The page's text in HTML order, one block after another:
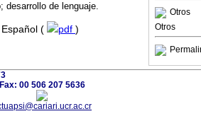
Otros
Otros
desarrollo de lenguaje.
Español ( pdf )
Fax: 00 506 207 5636